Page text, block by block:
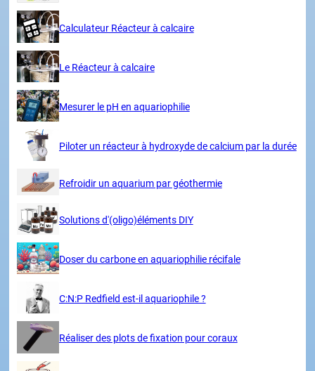
Calculateur Réacteur à calcaire
Le Réacteur à calcaire
Mesurer le pH en aquariophilie
Piloter un réacteur à hydroxyde de calcium par la durée
Refroidir un aquarium par géothermie
Solutions d'(oligo)éléments DIY
Doser du carbone en aquariophilie récifale
C:N:P Redfield est-il aquariophile ?
Réaliser des plots de fixation pour coraux